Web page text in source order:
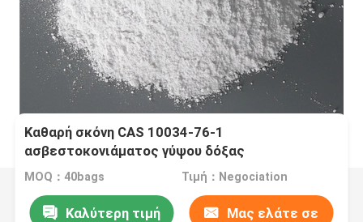
Καθαρή σκόνη CAS 10034-76-1
ασβεστοκονιάματος γύψου δόξας
MOQ：40bags Τιμή：Negociation
Καλύτερη τιμή Μας ελάτε σε